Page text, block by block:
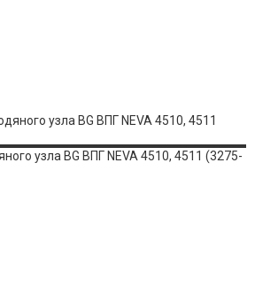
узла BG ВПГ NEVA 4510, 4511 (3275-